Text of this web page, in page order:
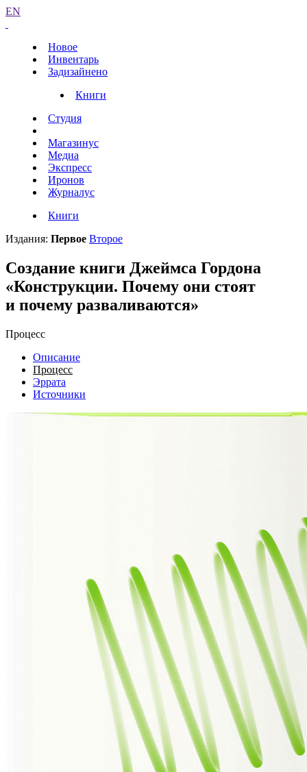
EN
Новое
Инвентарь
Задизайнено
Книги
Студия
Магазинус
Медиа
Экспресс
Иронов
Журналус
Книги
Издания: Первое Второе
Создание книги Джеймса Гордона
«Конструкции. Почему они стоят
и почему разваливаются»
Процесс
Описание
Процесс
Эррата
Источники